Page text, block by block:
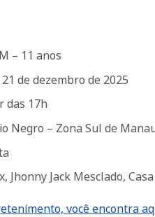
– 11 anos
de dezembro de 2025
das 17h
Negro – Zona Sul de
Jhonny Jack Mesclado,
você encontra